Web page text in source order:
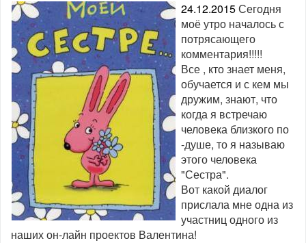
24.12.2015Сегодня
моё утро началось с
потрясающего
комментария!!!!!
Все , кто знает меня,
обучается и с кем мы
дружим, знают, что
когда я встречаю
человека близкого по
-душе, то я называю
этого человека
"Сестра".
Вот какой диалог
прислала мне одна из
участниц одного из
наших он-лайн проектов Валентина!